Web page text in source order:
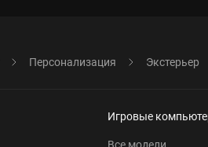
Персонализация Экстерьер
Игровые